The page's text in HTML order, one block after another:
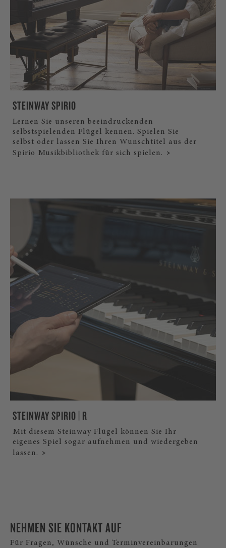
STEINWAY SPIRIO
Lernen Sie unseren beeindruckenden
selbstspielenden Flügel kennen. Spielen Sie
selbst oder lassen Sie Ihren Wunschtitel aus der
Spirio Musikbibliothek für sich spielen.
STEINWAY SPIRIO | R
Mit diesem Steinway Flügel können Sie Ihr
eigenes Spiel sogar aufnehmen und wiedergeben
lassen.
NEHMEN SIE KONTAKT AUF
Für Fragen, Wünsche und Terminvereinbarungen